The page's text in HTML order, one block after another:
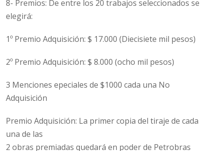
8- Premios: De entre los 20 trabajos seleccionados se
elegirá:
1º Premio Adquisición: $ 17.000 (Diecisiete mil pesos)
2º Premio Adquisición: $ 8.000 (ocho mil pesos)
3 Menciones epeciales de $1000 cada una No
Adquisición
Premio Adquisición: La primer copia del tiraje de cada
una de las
2 obras premiadas quedará en poder de Petrobras